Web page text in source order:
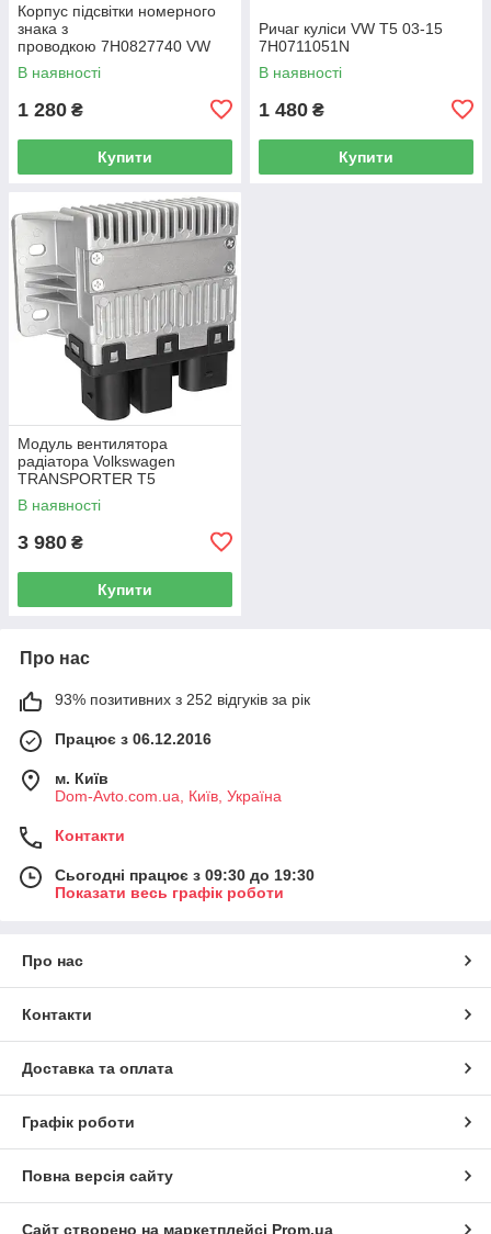
Корпус підсвітки номерного
знака з
проводкою 7H0827740 VW
Caddy III (2K) 2004-2015
/ Caddy IV (SA) 2016-
В наявності
1 280 ₴
Купити
Ричаг куліси VW T5 03-15
7H0711051N
В наявності
1 480 ₴
Купити
Модуль вентилятора
радіатора Volkswagen
TRANSPORTER T5
Фургон 03-15 7H0919506D
В наявності
3 980 ₴
Купити
Про нас
93% позитивних з 252 відгуків за рік
Працює з 06.12.2016
м. Київ
Dom-Avto.com.ua, Київ, Україна
Контакти
Сьогодні працює з 09:30 до 19:30
Показати весь графік роботи
Про нас
Контакти
Доставка та оплата
Графік роботи
Повна версія сайту
Сайт створено на маркетплейсі Prom.ua